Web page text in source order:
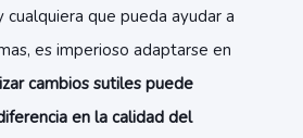
cualquiera que pueda ayudar a
es imperioso adaptarse en
cambios sutiles puede
en la calidad del